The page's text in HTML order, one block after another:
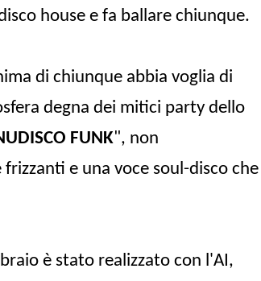
house e fa ballare chiunque.
di chiunque abbia voglia di
degna dei mitici party dello
FUNK", non
e una voce soul-disco che
è stato realizzato con l'AI,